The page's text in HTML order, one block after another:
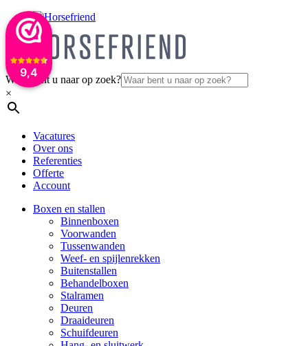
9,4
Waar bent u naar op zoek?
×
Vacatures
Over ons
Referenties
Offerte
Account
Boxen en stallen
Binnenboxen
Voorwanden
Tussenwanden
Weef- en spijlenrekken
Buitenstallen
Behandelboxen
Stalramen
Deuren
Draaideuren
Schuifdeuren